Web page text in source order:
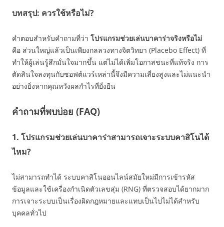
บทสรุป: ควรใช้หรือไม่?
คำตอบสำหรับคำถามที่ว่า โปรแกรมช่วยเล่นบาคาร่าจริงหรือไม่
คือ ส่วนใหญ่แล้วเป็นเพียงกลลวงทางจิตวิทยา (Placebo Effect) ที่
ทำให้ผู้เล่นรู้สึกมั่นใจมากขึ้น แต่ไม่ได้เพิ่มโอกาสชนะที่แท้จริง การ
ตัดสินใจลงทุนกับซอฟต์แวร์เหล่านี้จึงมีความเสี่ยงสูงและไม่แนะนำ
อย่างยิ่งหากคุณหวังผลกำไรที่ยั่งยืน
คำถามที่พบบ่อย (FAQ)
1. โปรแกรมช่วยเล่นบาคาร่าสามารถเจาะระบบคาสิโนได้
ไหม?
ไม่สามารถทำได้ ระบบคาสิโนออนไลน์สมัยใหม่มีการเข้ารหัส
ข้อมูลและใช้เครื่องกำเนิดตัวเลขสุ่ม (RNG) ที่ตรวจสอบได้ยากมาก
การเจาะระบบเป็นเรื่องผิดกฎหมายและแทบเป็นไปไม่ได้สำหรับ
บุคคลทั่วไป